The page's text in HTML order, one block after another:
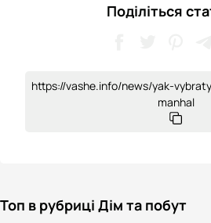
Поділіться
https://vashe.info/news/yak-
manhal
Топ в рубриці Дім та побут